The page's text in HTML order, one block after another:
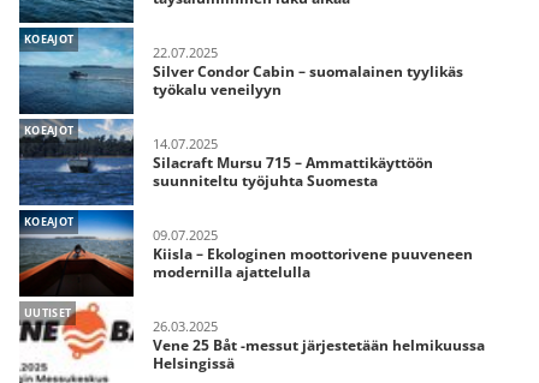
KOEAJOT
22.07.2025
Silver Condor Cabin – suomalainen tyylikäs
työkalu veneilyyn
KOEAJOT
14.07.2025
Silacraft Mursu 715 – Ammattikäyttöön
suunniteltu työjuhta Suomesta
KOEAJOT
09.07.2025
Kiisla – Ekologinen moottorivene puuveneen
modernilla ajattelulla
UUTISET
26.03.2025
Vene 25 Båt -messut järjestetään helmikuussa
Helsingissä